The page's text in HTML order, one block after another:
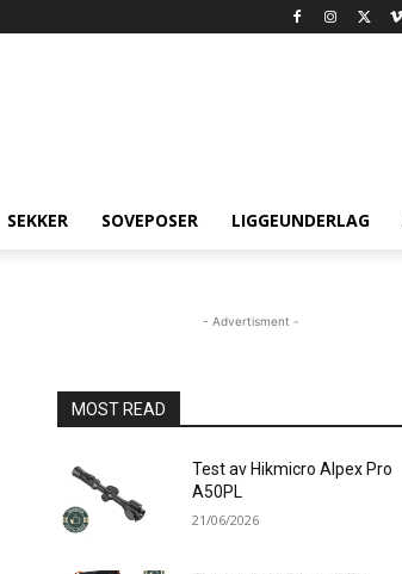
SEKKER SOVEPOSER LIGGEUNDERLAG
- Advertisment -
MOST READ
Test av Hikmicro Alpex Pro
A50PL
21/06/2026